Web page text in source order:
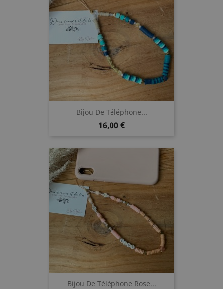
Bijou De Téléphone...
Prix
16,00 €
Bijou De Téléphone Rose...